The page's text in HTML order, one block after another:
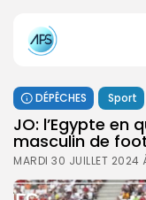
DÉPÊCHES Sport
JO: l’Egypte en
masculin de
MARDI 30 JUILLET 2024